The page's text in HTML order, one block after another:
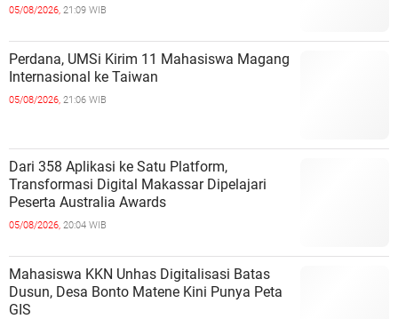
05/08/2026, 21:09 WIB
Perdana, UMSi Kirim 11 Mahasiswa Magang
Internasional ke Taiwan
05/08/2026, 21:06 WIB
Dari 358 Aplikasi ke Satu Platform,
Transformasi Digital Makassar Dipelajari
Peserta Australia Awards
05/08/2026, 20:04 WIB
Mahasiswa KKN Unhas Digitalisasi Batas
Dusun, Desa Bonto Matene Kini Punya Peta
GIS